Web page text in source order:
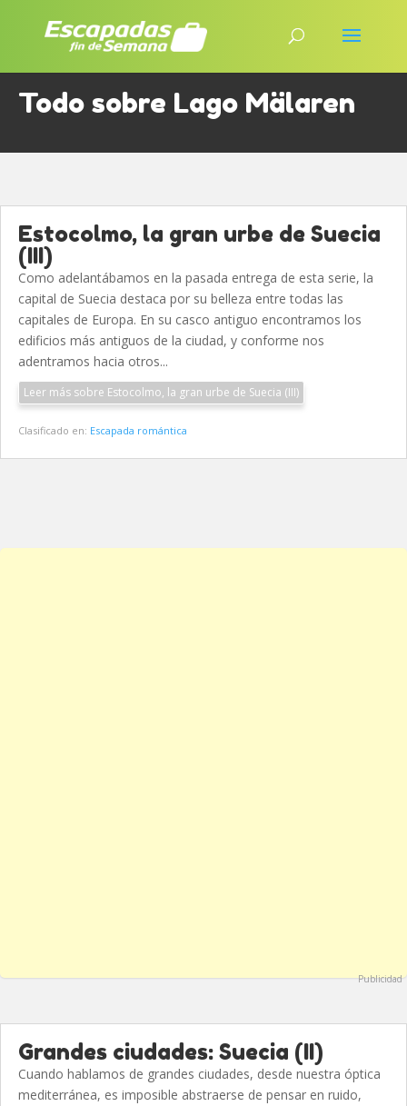
Todo sobre Lago Mälaren
Estocolmo, la gran urbe de Suecia
(III)
Como adelantábamos en la pasada entrega de esta serie, la
capital de Suecia destaca por su belleza entre todas las
capitales de Europa. En su casco antiguo encontramos los
edificios más antiguos de la ciudad, y conforme nos
adentramos hacia otros...
Leer más sobre Estocolmo, la gran urbe de Suecia (III)
Clasificado en: Escapada romántica
Publicidad
Grandes ciudades: Suecia (II)
Cuando hablamos de grandes ciudades, desde nuestra óptica
mediterránea, es imposible abstraerse de pensar en ruido,